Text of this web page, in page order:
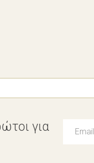
για